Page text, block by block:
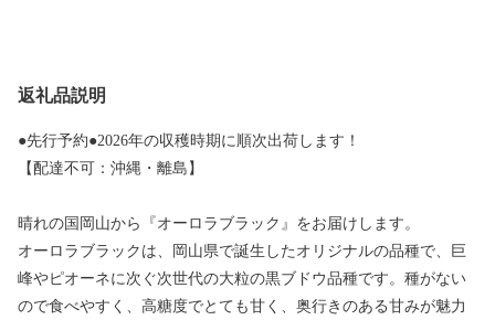
返礼品説明
●先行予約●2026年の収穫時期に順次出荷します！
【配達不可：沖縄・離島】
晴れの国岡山から『オーロラブラック』をお届けします。
オーロラブラックは、岡山県で誕生したオリジナルの品種で、巨
峰やピオーネに次ぐ次世代の大粒の黒ブドウ品種です。種がない
ので食べやすく、高糖度でとても甘く、奥行きのある甘みが魅力